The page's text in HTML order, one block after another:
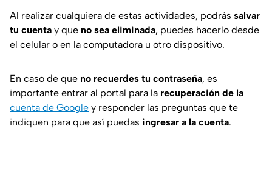
Al realizar cualquiera de estas actividades, podrás salvar
tu cuenta y que no sea eliminada, puedes hacerlo desde
el celular o en la computadora u otro dispositivo.
En caso de que no recuerdes tu contraseña, es
importante entrar al portal para la recuperación de la
cuenta de Google y responder las preguntas que te
indiquen para que así puedas ingresar a la cuenta.